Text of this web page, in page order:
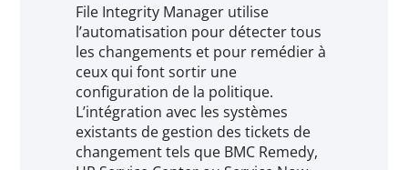
File Integrity Manager utilise
l’automatisation pour détecter tous
les changements et pour remédier à
ceux qui font sortir une
configuration de la politique.
L’intégration avec les systèmes
existants de gestion des tickets de
changement tels que BMC Remedy,